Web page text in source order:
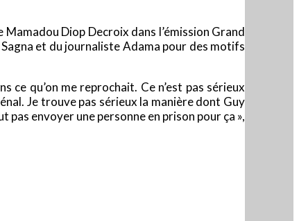
Mamadou Diop Decroix dans l’émission Grand
et du journaliste Adama pour des motifs
ce qu’on me reprochait. Ce n’est pas sérieux
Je trouve pas sérieux la manière dont Guy
envoyer une personne en prison pour ça »,